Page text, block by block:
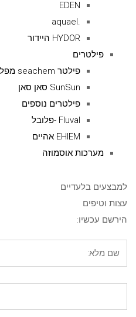
EDEN
.aquael
HYDOR היידור
פילטרים
פילטר seachem מפל סיכם
SunSun סאן סאן
פילטרים נוספים
Fluval -פלובל
EHIEM אהיים
מערכות אוסמוזה
למבצעים בלעדיים
עצות וטיפים
הירשם עכשיו: